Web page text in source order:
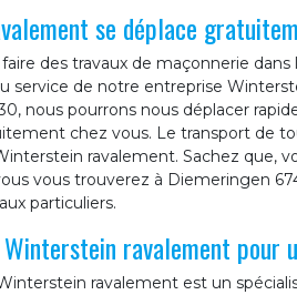
se déplace
des travaux de maçonnerie
service de notre entreprise
nous pourrons nous déplacer
chez vous. Le transport de
ravalement. Sachez que,
vous trouverez à Diemeringen
particuliers.
ravalement pour
ravalement est un